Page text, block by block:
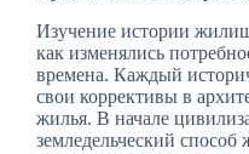
Изучение истории
как изменялись
времена. Каждый
свои коррективы в
жилья. В начале
земледельческий способ